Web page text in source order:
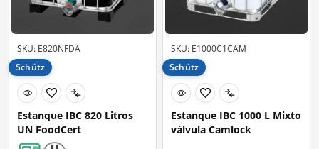
SKU: E820NFDA
Schütz
Estanque IBC 820 Litros
UN FoodCert
SKU: E1000C1CAM
Schütz
Estanque IBC 1000 L Mixto
válvula Camlock